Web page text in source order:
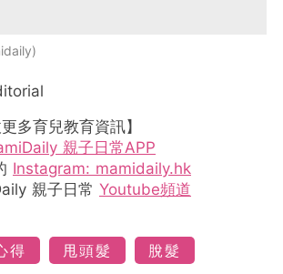
多育兒教育資訊】
親子日常APP
Instagram: mamidaily.hk
親子日常 Youtube頻道
得 甩頭髮
脫髮